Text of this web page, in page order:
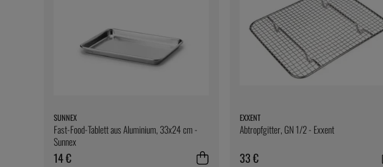
SUNNEX
Fast-Food-Tablett aus Aluminium, 33x24 cm -
Sunnex
14 €
EXXENT
Abtropfgitter, GN 1/2 - Exxent
33 €